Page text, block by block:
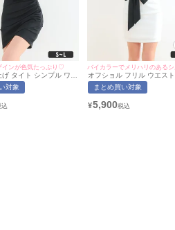
インが色気たっぷり♡
ワン
レス(Sサイズ～Lサイ
/キャバドレス着用)
対象
オフショル フリル ウエス
タイト ミニドレス (あおぽん
用/S~XLサイズ対応)
まとめ買い対象
¥5,900